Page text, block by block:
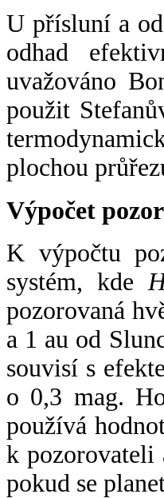
U přísluní a
odhad
uvažováno
použit
plochou
Výpočet
K výpočtu
systém, kde
pozorovaná
a 1 au od
souvisí s
o 0,3 mag.
používá
k pozorovateli
pokud se